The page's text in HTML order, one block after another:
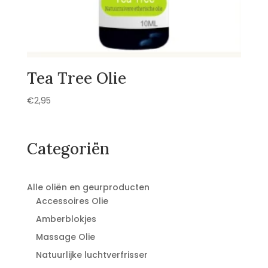
Tea Tree Olie
€2,95
Categoriën
Alle oliën en geurproducten
Accessoires Olie
Amberblokjes
Massage Olie
Natuurlijke luchtverfrisser